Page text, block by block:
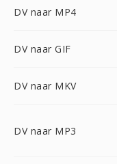
DV naar MP4
DV naar GIF
DV naar MKV
DV naar MP3